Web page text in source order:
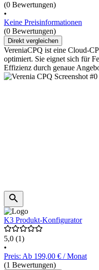
(0 Bewertungen)
•
Keine Preisinformationen
(0 Bewertungen)
Direkt vergleichen
VereniaCPQ ist eine Cloud-
optimiert. Sie eignet sich für
Effizienz durch genaue
K3 Produkt-Konfigurator
5,0 (1)
•
Preis: Ab 199,00 € / Monat
(1 Bewertungen)